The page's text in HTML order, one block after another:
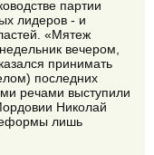
партии
лидеров - и
«Мятеж
вечером,
принимать
последних
речами выступили
Николай
лишь